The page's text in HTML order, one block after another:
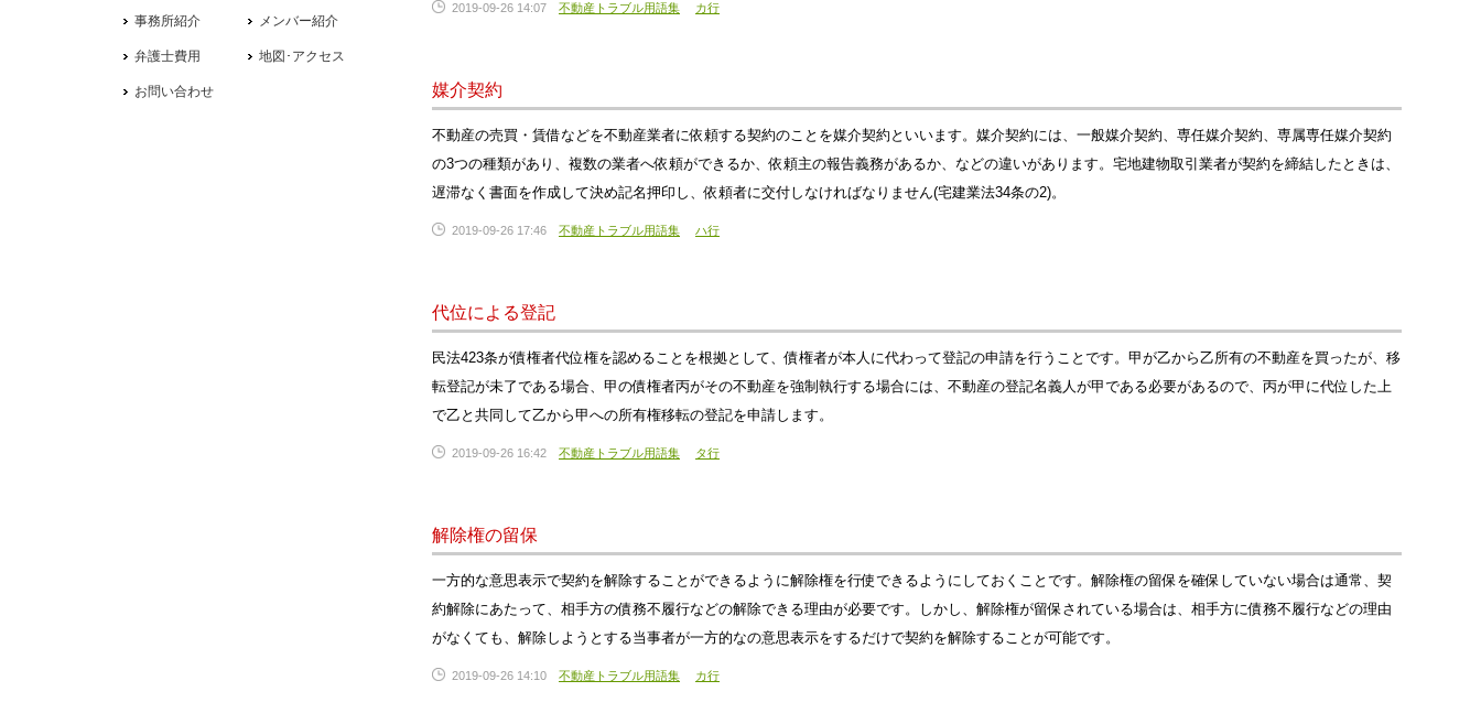
2019-09-26 14:07 不動産トラブル用語集 カ行
媒介契約
不動産の売買・賃借などを不動産業者に依頼する契約のことを媒介契約といいます。媒介契約には、一般媒介契約、専任媒介契約、専属専任媒介契約
の3つの種類があり、複数の業者へ依頼ができるか、依頼主の報告義務があるか、などの違いがあります。宅地建物取引業者が契約を締結したときは、
遅滞なく書面を作成して決め記名押印し、依頼者に交付しなければなりません(宅建業法34条の2)。
2019-09-26 17:46 不動産トラブル用語集 ハ行
代位による登記
民法423条が債権者代位権を認めることを根拠として、債権者が本人に代わって登記の申請を行うことです。甲が乙から乙所有の不動産を買ったが、移
転登記が未了である場合、甲の債権者丙がその不動産を強制執行する場合には、不動産の登記名義人が甲である必要があるので、丙が甲に代位した上
で乙と共同して乙から甲への所有権移転の登記を申請します。
2019-09-26 16:42 不動産トラブル用語集 タ行
解除権の留保
一方的な意思表示で契約を解除することができるように解除権を行使できるようにしておくことです。解除権の留保を確保していない場合は通常、契
約解除にあたって、相手方の債務不履行などの解除できる理由が必要です。しかし、解除権が留保されている場合は、相手方に債務不履行などの理由
がなくても、解除しようとする当事者が一方的なの意思表示をするだけで契約を解除することが可能です。
2019-09-26 14:10 不動産トラブル用語集 カ行
事務所紹介 メンバー紹介
弁護士費用 地図･アクセス
お問い合わせ